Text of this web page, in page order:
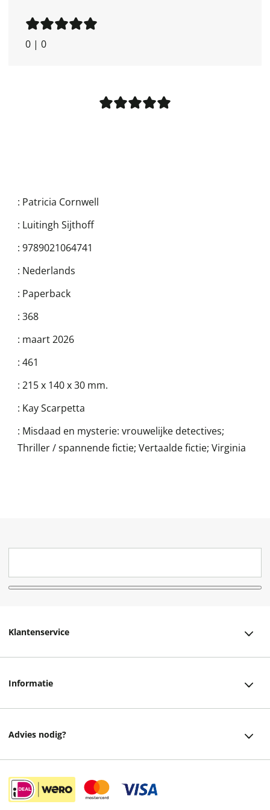
0 | 0
: Patricia Cornwell
: Luitingh Sijthoff
: 9789021064741
: Nederlands
: Paperback
: 368
: maart 2026
: 461
: 215 x 140 x 30 mm.
: Kay Scarpetta
: Misdaad en mysterie: vrouwelijke detectives;
Thriller / spannende fictie; Vertaalde fictie; Virginia
Klantenservice
Retourneren
Informatie
Cadeaukaart
Advies nodig?
Instagram